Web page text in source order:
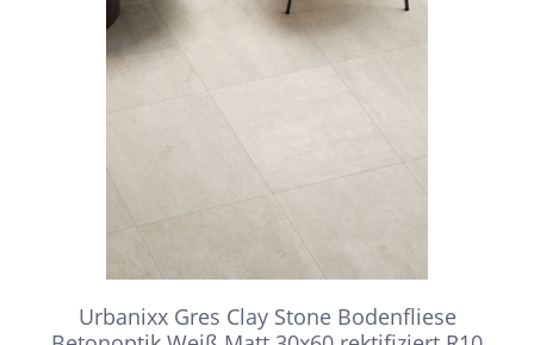
Urbanixx Gres Clay Stone Bodenfliese